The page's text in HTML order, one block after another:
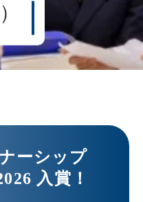
ーシップ
入賞！